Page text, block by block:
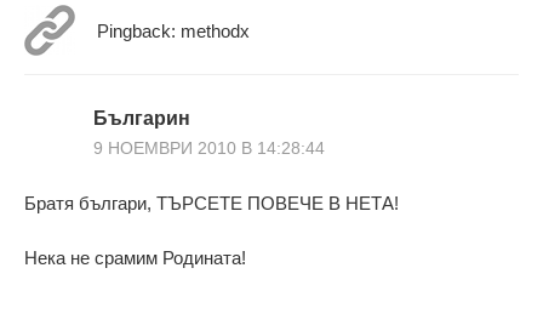
Pingback: methodx
Българин
9 НОЕМВРИ 2010 В 14:28:44
Братя българи, ТЪРСЕТЕ ПОВЕЧЕ В НЕТА!
Нека не срамим Родината!